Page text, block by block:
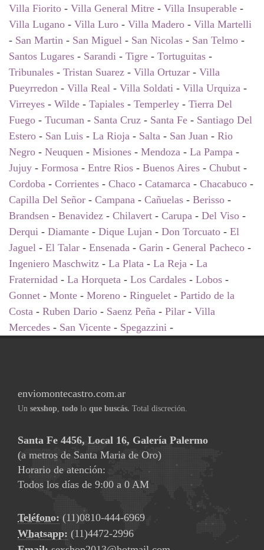
Villa Fiorito - Villa General Mitre - Villa Insuperable -
Villa Lugano - Villa Luro - Villa Madero - Villa Martelli
- San Martin - San Miguel - San Nicolas - San Telmo -
Santos Lugares - Sarandi - Tigre - Tortuguitas -
Tribunales - Tristan Suarez - Villa Ortuzar - Villa
Pueyrredon - Villa Real - Villa Soldati - Villa Urquiza -
Virreyes - Wilde - Tapiales - Temperley - Tierra Del
Fuego - Tucuman - Santa Cruz - Santa Fe - Santiago Del
Estero - San Luis - La Rioja - Salta - San Juan - Rio
Negro - Neuquen - Misiones - Mendoza - La Pampa -
Jujuy - Formosa - Entre Rios - Buenos Aires - Chubut -
Cordoba - Corrientes - Chaco - Catamarca - Chacabuco -
Capilla Del Señor - Campana - Cañuelas - Berisso -
Brandsen - Benavidez - Chilavert - Carupa - Del Viso -
Derqui - Diamante - Dique Lujan - Don Torcuato - El
Jaguel - El Talar - Ensenada - Garin - General Pacheco -
Ingeniero Maschwitz - La Plata - La Reja - La
Fraternidad - La Horqueta - Los Cardales - Lobos -
Gonnet - Monte - Moreno - Ringuelet - Partido de la
Costa - Ruben Dario - Saenz Peña - Pilar - Villa
Mercedes - San Vicente - Spegazzini -
enviomontecastro.com.ar
Un sexshop, todo lo que buscás. Total discreción.
Santa Fe 4456, Local 16, Galería Palermo
(a metros de Santa Maria de Oro)
Horario de atención:
Todos los días de 9:00 a 0 AM
Teléfono: (11)0810-444-6969
Whatsapp: (11)4472-2996